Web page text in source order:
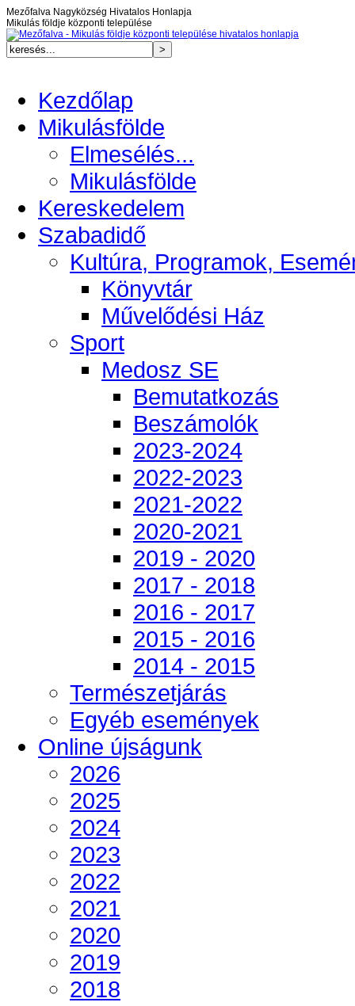
Mezőfalva Nagyközség Hivatalos Honlapja
Mikulás földje központi települése
Kezdőlap
Mikulásfölde
Elmesélés...
Mikulásfölde
Kereskedelem
Szabadidő
Kultúra, Programok,
Könyvtár
Művelődési Ház
Sport
Medosz SE
Bemutatkozás
Beszámolók
2023-2024
2022-2023
2021-2022
2020-2021
2019 - 2020
2017 - 2018
2016 - 2017
2015 - 2016
2014 - 2015
Természetjárás
Egyéb események
Online újságunk
2026
2025
2024
2023
2022
2021
2020
2019
2018